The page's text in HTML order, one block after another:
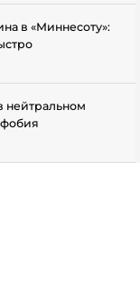
в «Миннесоту»:
нейтральном